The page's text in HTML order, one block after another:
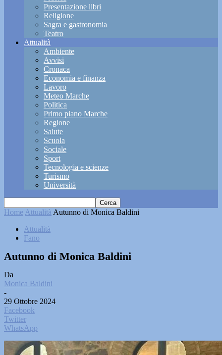
Presentazione libri
Religione
Sagra e gastronomia
Teatro
Attualità
Ambiente
Avvisi
Cronaca
Economia e finanza
Lavoro
Meteo Marche
Politica
Primo piano Marche
Regione
Salute
Scuola
Sociale
Sport
Tecnologia e scienze
Turismo
Università
Home Attualità Autunno di Monica Baldini
Attualità
Fano
Autunno di Monica Baldini
Da
Monica Baldini
-
29 Ottobre 2024
Facebook
Twitter
WhatsApp